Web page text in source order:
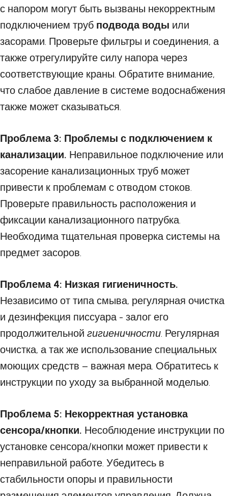
с напором могут быть вызваны некорректным
подключением труб подвода воды или
засорами. Проверьте фильтры и соединения, а
также отрегулируйте силу напора через
соответствующие краны. Обратите внимание,
что слабое давление в системе водоснабжения
также может сказываться.
Проблема 3: Проблемы с подключением к
канализации. Неправильное подключение или
засорение канализационных труб может
привести к проблемам с отводом стоков.
Проверьте правильность расположения и
фиксации канализационного патрубка.
Необходима тщательная проверка системы на
предмет засоров.
Проблема 4: Низкая гигиеничность.
Независимо от типа смыва, регулярная очистка
и дезинфекция писсуара - залог его
продолжительной гигиеничности. Регулярная
очистка, а так же использование специальных
моющих средств – важная мера. Обратитесь к
инструкции по уходу за выбранной моделью.
Проблема 5: Некорректная установка
сенсора/кнопки. Несоблюдение инструкции по
установке сенсора/кнопки может привести к
неправильной работе. Убедитесь в
стабильности опоры и правильности